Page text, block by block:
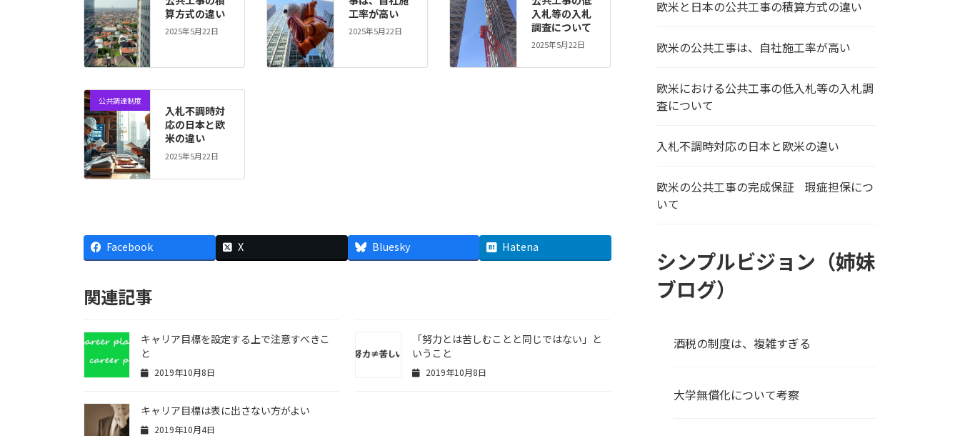
算方式の違い
2025年5月22日
工率が高い
2025年5月22日
入札等の入札
調査について
2025年5月22日
公共調達制度
入札不調時対
応の日本と欧
米の違い
2025年5月22日
Facebook X Bluesky Hatena
関連記事
キャリア目標を設定する上で注意すべきこ
と
2019年10月8日
「努力とは苦しむことと同じではない」と
いうこと
2019年10月8日
キャリア目標は表に出さない方がよい
2019年10月4日
欧米と日本の公共工事の積算方式の違い
欧米の公共工事は、自社施工率が高い
欧米における公共工事の低入札等の入札調
査について
入札不調時対応の日本と欧米の違い
欧米の公共工事の完成保証 瑕疵担保につ
いて
シンプルビジョン（姉妹
ブログ）
酒税の制度は、複雑すぎる
大学無償化について考察